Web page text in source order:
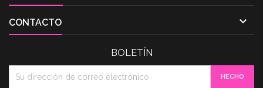
CONTACTO 
BOLETÍN